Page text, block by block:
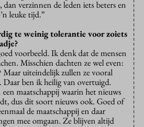
verzinnen de leden iets beters en
leuke tijd.”
te weinig tolerantie voor zoiets
voorbeeld. Ik denk dat de mensen
Misschien dachten ze wel even:
Maar uiteindelijk zullen ze vooral
Daar ben ik heilig van overtuigd.
maatschappij waarin het nieuws
dus dit soort nieuws ook. Goed of
de maatschappij en daar
mee omgaan. Ze blijven altijd